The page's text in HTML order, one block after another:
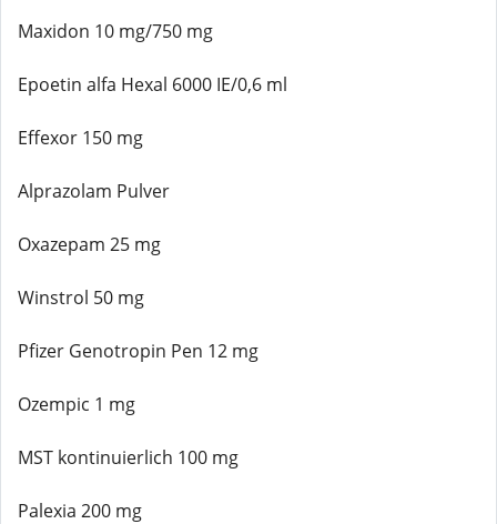
Maxidon 10 mg/750 mg
Epoetin alfa Hexal 6000 IE/0,6 ml
Effexor 150 mg
Alprazolam Pulver
Oxazepam 25 mg
Winstrol 50 mg
Pfizer Genotropin Pen 12 mg
Ozempic 1 mg
MST kontinuierlich 100 mg
Palexia 200 mg